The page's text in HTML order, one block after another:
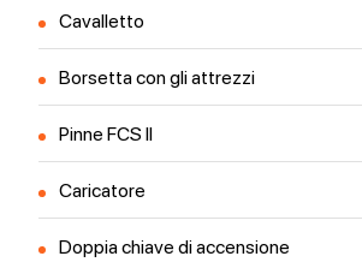
Cavalletto
Borsetta con gli attrezzi
Pinne FCS II
Caricatore
Doppia chiave di accensione